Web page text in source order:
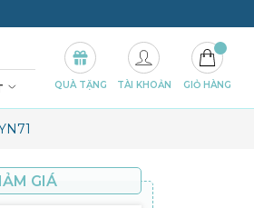
QUÀ TẶNG TÀI KHOẢN GIỎ HÀNG
GIÁ